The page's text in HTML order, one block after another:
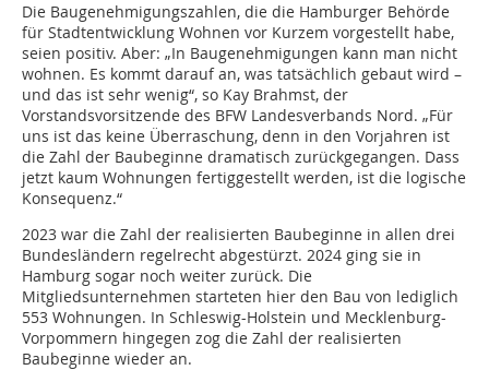
Die Baugenehmigungszahlen, die die Hamburger Behörde
für Stadtentwicklung Wohnen vor Kurzem vorgestellt habe,
seien positiv. Aber: „In Baugenehmigungen kann man nicht
wohnen. Es kommt darauf an, was tatsächlich gebaut wird –
und das ist sehr wenig“, so Kay Brahmst, der
Vorstandsvorsitzende des BFW Landesverbands Nord. „Für
uns ist das keine Überraschung, denn in den Vorjahren ist
die Zahl der Baubeginne dramatisch zurückgegangen. Dass
jetzt kaum Wohnungen fertiggestellt werden, ist die logische
Konsequenz.“
2023 war die Zahl der realisierten Baubeginne in allen drei
Bundesländern regelrecht abgestürzt. 2024 ging sie in
Hamburg sogar noch weiter zurück. Die
Mitgliedsunternehmen starteten hier den Bau von lediglich
553 Wohnungen. In Schleswig-Holstein und Mecklenburg-
Vorpommern hingegen zog die Zahl der realisierten
Baubeginne wieder an.